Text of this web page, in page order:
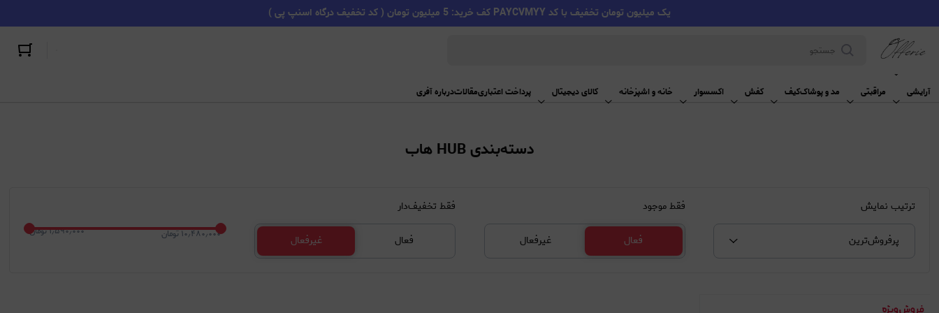
یک میلیون تومان تخفیف با کد PAYCVMYY کف خرید: 5 میلیون تومان ( کد تخفیف درگاه اسنپ پی )
آرایشی مراقبتی مد و پوشاککیف کفش اکسسوار خانه و اشپزخانه کالای دیجیتال پرداخت اعتباریمقالاتدرباره آفری
دسته‌بندی HUB هاب
ترتیب نمایش
پرفروش‌‌ترین
فقط موجود
فعال غیرفعال
فقط تخفیف‌دار
فعال غیرفعال
۱٫۵۹۰٫۰۰۰ تومان ۱۰٫۴۸۰٫۰۰۰ تومان